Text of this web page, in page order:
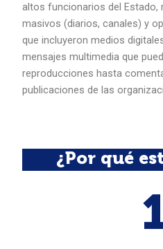
altos funcionarios del Estado,
masivos (diarios, canales) y
que incluyeron medios
mensajes multimedia que
reproducciones hasta
publicaciones de las
¿Por qué